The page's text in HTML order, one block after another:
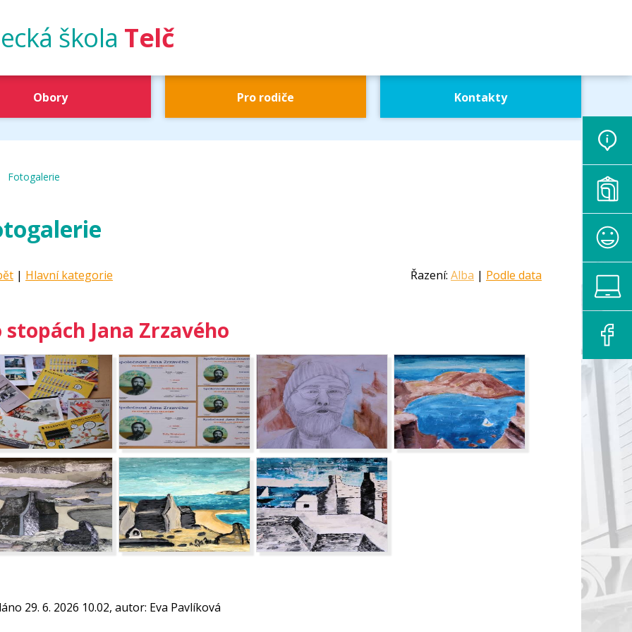
škola Telč
Obory Pro rodiče Kontakty
Telč
Fotogalerie
Řazení: Alba | Podle data
| Hlavní kategorie
stopách Jana Zrzavého
29. 6. 2026 10.02, autor: Eva Pavlíková